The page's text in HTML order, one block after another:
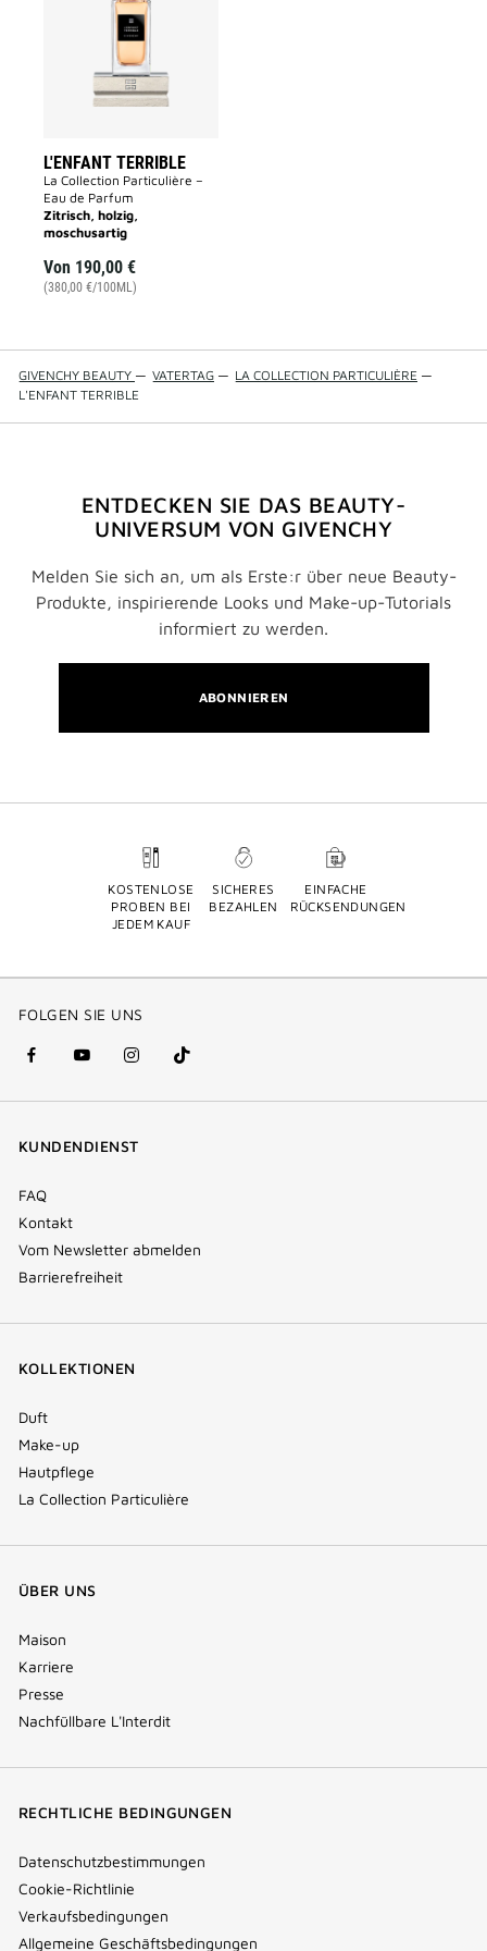
L'ENFANT TERRIBLE
La Collection Particulière –
Eau de Parfum
Zitrisch, holzig,
moschusartig
Von 190,00 €
(380,00 €/100ML)
GIVENCHY BEAUTY — VATERTAG — LA COLLECTION PARTICULIÈRE —
L'ENFANT TERRIBLE
ENTDECKEN SIE DAS BEAUTY-
UNIVERSUM VON GIVENCHY
Melden Sie sich an, um als Erste:r über neue Beauty-
Produkte, inspirierende Looks und Make-up-Tutorials
informiert zu werden.
ABONNIEREN
KOSTENLOSE
PROBEN BEI
JEDEM KAUF
SICHERES
BEZAHLEN
EINFACHE
RÜCKSENDUNGEN
FOLGEN SIE UNS
facebook
(new
youtube
(new
instagram
(new
Tik
Tok
KUNDENDIENST
FAQ
Kontakt
Vom Newsletter abmelden
Barrierefreiheit
KOLLEKTIONEN
Duft
Make-up
Hautpflege
La Collection Particulière
ÜBER UNS
Maison
Karriere
Presse
Nachfüllbare L'Interdit
RECHTLICHE BEDINGUNGEN
Datenschutzbestimmungen
Cookie-Richtlinie
Verkaufsbedingungen
Allgemeine Geschäftsbedingungen